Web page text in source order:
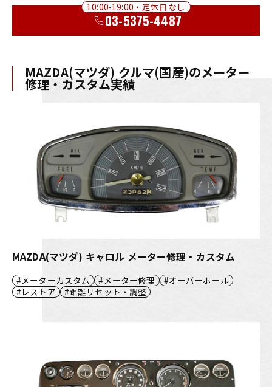
10:00-19:00・定休日なし
03-5375-4487
MAZDA(マツダ) クルマ(国産)のメーター
修理・カスタム実績
MAZDA(マツダ) キャロル メーター修理・カスタム
メーターカスタム メーター修理
オーバーホール
レストア
距離リセット・調整